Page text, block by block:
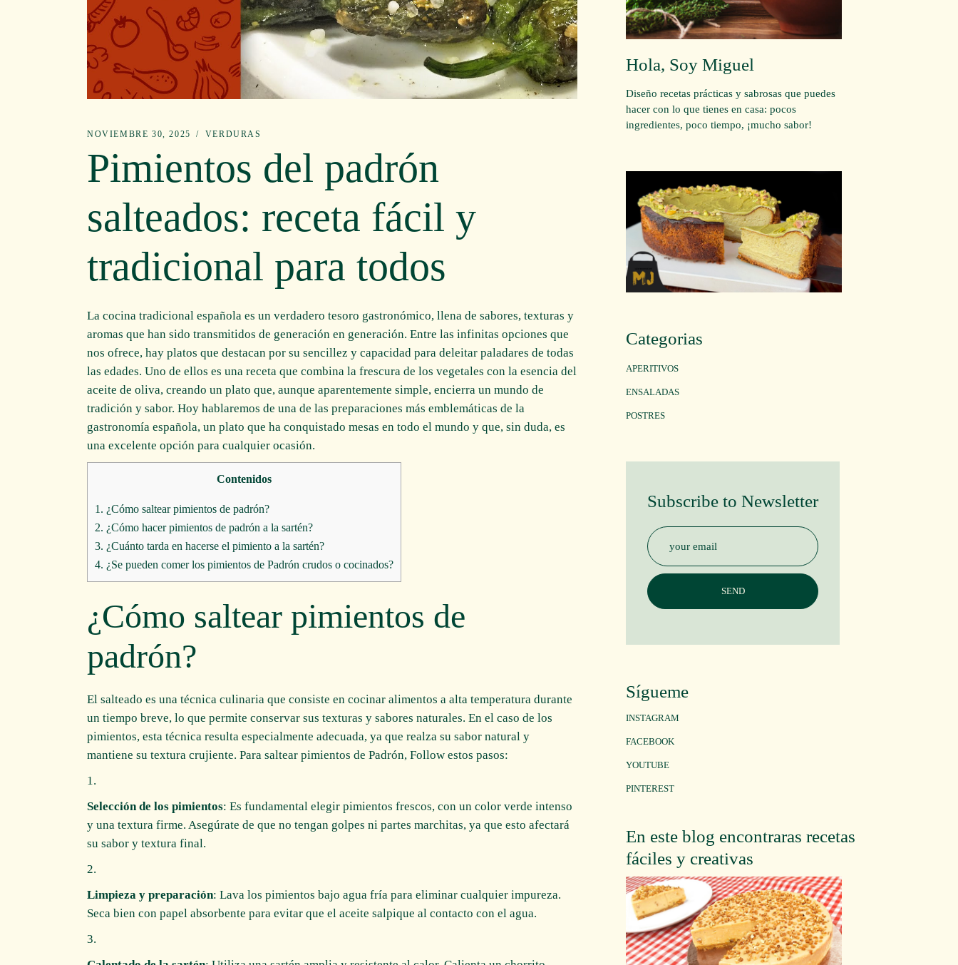
NOVIEMBRE 30, 2025 VERDURAS
Pimientos del padrón
salteados: receta fácil y
tradicional para todos
La cocina tradicional española es un verdadero tesoro gastronómico, llena de sabores, texturas y
aromas que han sido transmitidos de generación en generación. Entre las infinitas opciones que
nos ofrece, hay platos que destacan por su sencillez y capacidad para deleitar paladares de todas
las edades. Uno de ellos es una receta que combina la frescura de los vegetales con la esencia del
aceite de oliva, creando un plato que, aunque aparentemente simple, encierra un mundo de
tradición y sabor. Hoy hablaremos de una de las preparaciones más emblemáticas de la
gastronomía española, un plato que ha conquistado mesas en todo el mundo y que, sin duda, es
una excelente opción para cualquier ocasión.
Contenidos
1. ¿Cómo saltear pimientos de padrón?
2. ¿Cómo hacer pimientos de padrón a la sartén?
3. ¿Cuánto tarda en hacerse el pimiento a la sartén?
4. ¿Se pueden comer los pimientos de Padrón crudos o cocinados?
¿Cómo saltear pimientos de
padrón?
El salteado es una técnica culinaria que consiste en cocinar alimentos a alta temperatura durante
un tiempo breve, lo que permite conservar sus texturas y sabores naturales. En el caso de los
pimientos, esta técnica resulta especialmente adecuada, ya que realza su sabor natural y
mantiene su textura crujiente. Para saltear pimientos de Padrón, Follow estos pasos:
Selección de los pimientos: Es fundamental elegir pimientos frescos, con un color verde intenso
y una textura firme. Asegúrate de que no tengan golpes ni partes marchitas, ya que esto afectará
su sabor y textura final.
Limpieza y preparación: Lava los pimientos bajo agua fría para eliminar cualquier impureza.
Seca bien con papel absorbente para evitar que el aceite salpique al contacto con el agua.
Hola, Soy Miguel
Diseño recetas prácticas y sabrosas que puedes
hacer con lo que tienes en casa: pocos
ingredientes, poco tiempo, ¡mucho sabor!
Categorias
APERITIVOS
ENSALADAS
POSTRES
Subscribe to Newsletter
Sígueme
INSTAGRAM
FACEBOOK
YOUTUBE
PINTEREST
En este blog encontraras recetas
fáciles y creativas